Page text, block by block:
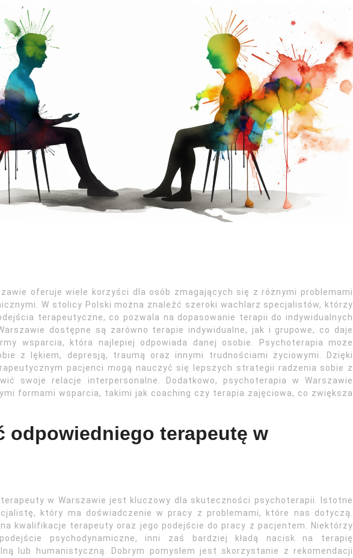
oferuje wiele korzyści dla osób zmagających się z różnymi problemami
W stolicy Polski można znaleźć szeroki wachlarz specjalistów, którzy
terapeutyczne, co pozwala na dopasowanie terapii do indywidualnych
dostępne są zarówno terapie indywidualne, jak i grupowe, co daje
wsparcia, która najlepiej odpowiada danej osobie. Psychoterapia może
z lękiem, depresją, traumą oraz innymi trudnościami życiowymi. Dzięki
pacjenci mogą nauczyć się lepszych strategii radzenia sobie z
swoje relacje interpersonalne. Dodatkowo, psychoterapia w Warszawie
formami wsparcia, takimi jak coaching czy terapia zajęciowa, co zwiększa
odpowiedniego terapeutę w
terapeuty w Warszawie jest kluczowy dla skuteczności psychoterapii. Istotne
który ma doświadczenie w pracy z problemami, które nas dotyczą.
kwalifikacje terapeuty oraz jego podejście do pracy z pacjentem. Niektórzy
psychodynamiczne, inni zaś bardziej kładą nacisk na terapię
lub humanistyczną. Dobrym pomysłem jest skorzystanie z rekomendacji